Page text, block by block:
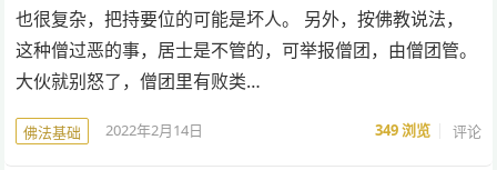
也很复杂，把持要位的可能是坏人。 另外，按佛教说法，
这种僧过恶的事，居士是不管的，可举报僧团，由僧团管。
大伙就别怒了，僧团里有败类…
佛法基础 2022年2月14日 349浏览 评论